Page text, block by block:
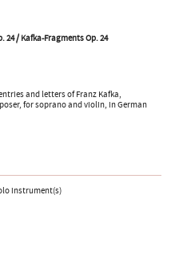
24 / Kafka-Fragments Op. 24
and letters of Franz Kafka,
for soprano and violin, in German
instrument(s)